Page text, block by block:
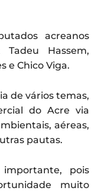
acreanos
Tadeu Hassem,
e Chico Viga.
de vários temas,
do Acre via
aéreas,
pautas.
pois
muito